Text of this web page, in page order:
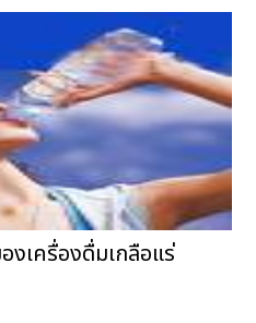
งเครื่องดื่มเกลือแร่